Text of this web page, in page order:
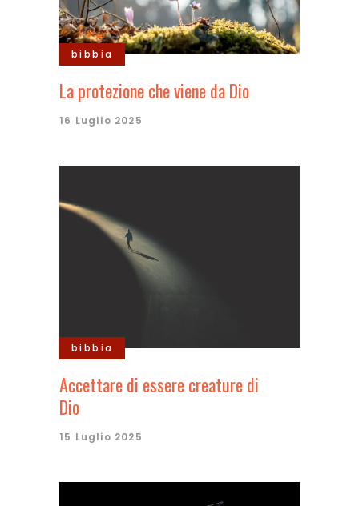
bibbia
La protezione che viene da Dio
16 Luglio 2025
bibbia
Accettare di essere creature di
Dio
15 Luglio 2025